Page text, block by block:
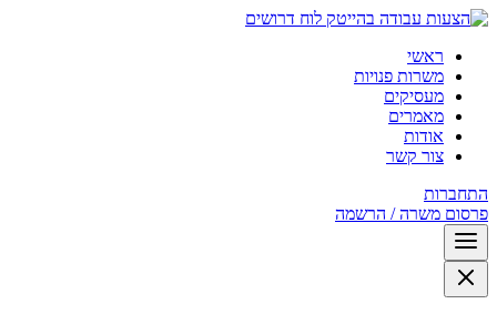
לוח דרושים
ראשי
משרות פנויות
מעסיקים
מאמרים
אודות
צור קשר
התחברות
פרסום משרה / הרשמה